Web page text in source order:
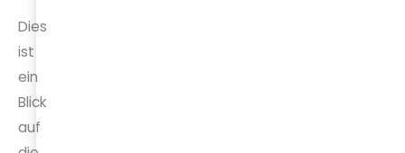
Dies
ist
ein
Blick
auf